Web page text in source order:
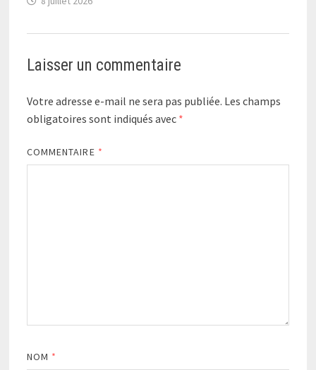
Laisser un commentaire
Votre adresse e-mail ne sera pas publiée. Les champs
obligatoires sont indiqués avec *
COMMENTAIRE *
NOM *